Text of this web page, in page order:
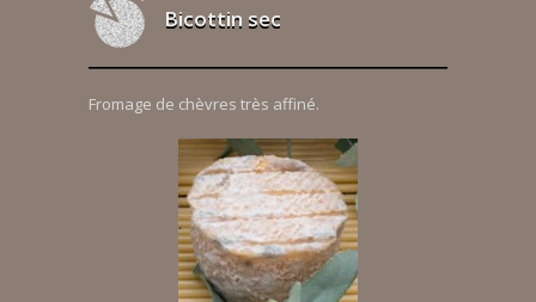
Bicottin sec
Fromage de chèvres très affiné.